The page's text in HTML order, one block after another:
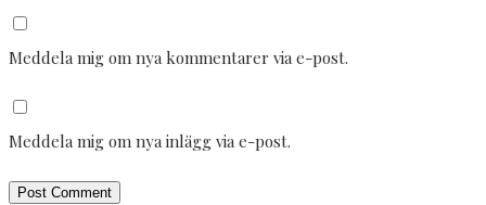
Meddela mig om nya kommentarer via e-post.
Meddela mig om nya inlägg via e-post.